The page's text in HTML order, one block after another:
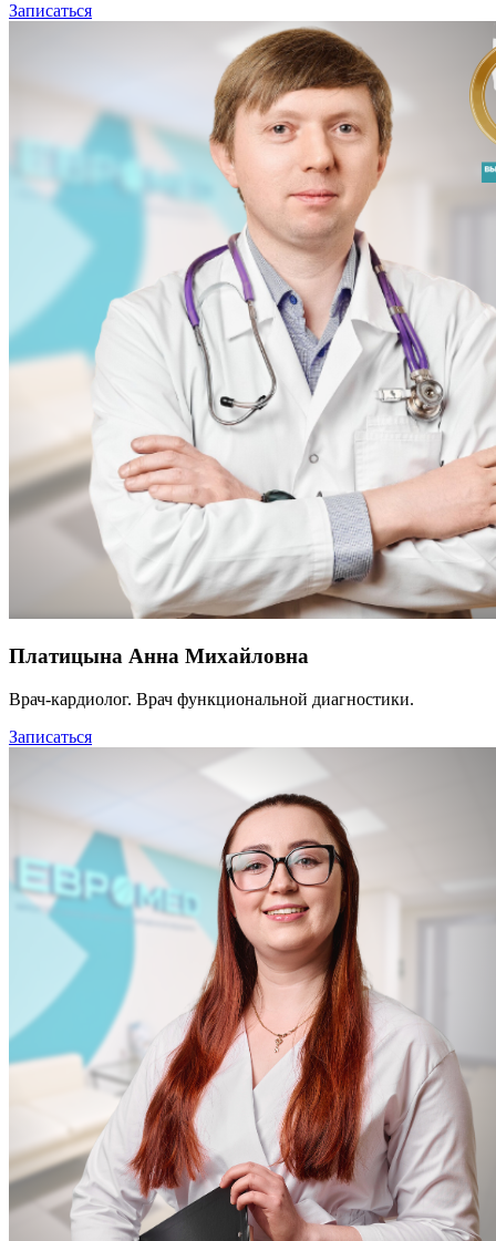
Записаться
Платицына Анна Михайловна
Врач-кардиолог. Врач функциональной диагностики.
Записаться